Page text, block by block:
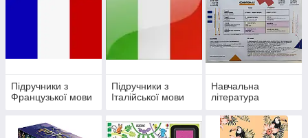
Підручники з
Французької мови
Підручники з
Італійської мови
Навчальна
література